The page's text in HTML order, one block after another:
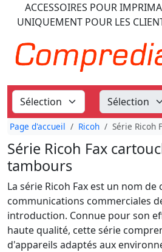
ACCESSOIRES POUR
UNIQUEMENT POUR LES
Page d'accueil Ricoh Série Ricoh
Série Ricoh Fax
tambours
La série Ricoh Fax est un nom de
communications commerciales
introduction. Connue pour son
haute qualité, cette série
d'appareils adaptés aux